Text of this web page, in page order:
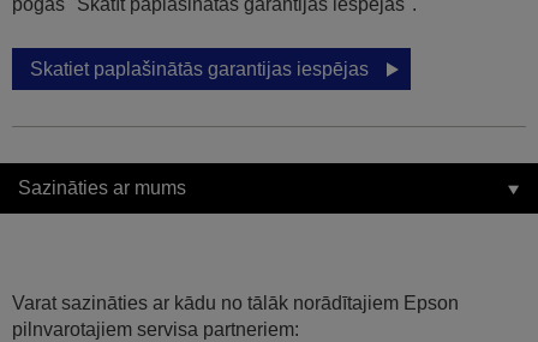
pogas "Skatīt paplašinātās garantijas iespējas".
Skatiet paplašinātās garantijas iespējas
Sazināties ar mums
Varat sazināties ar kādu no tālāk norādītajiem Epson
pilnvarotajiem servisa partneriem: